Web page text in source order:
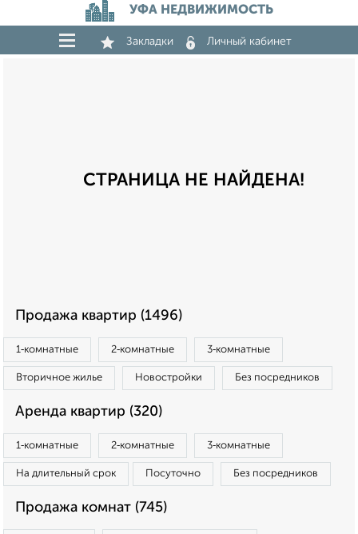
УФА НЕДВИЖИМОСТЬ
Закладки Личный кабинет
СТРАНИЦА НЕ НАЙДЕНА!
Продажа квартир (1496)
1‑комнатные 2‑комнатные 3‑комнатные
Вторичное жилье Новостройки Без посредников
Аренда квартир (320)
1‑комнатные 2‑комнатные 3‑комнатные
На длительный срок Посуточно Без посредников
Продажа комнат (745)